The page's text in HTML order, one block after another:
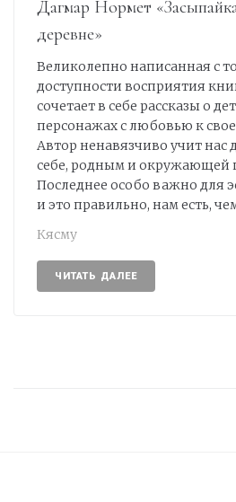
Дагмар Нормет
деревне»
Великолепно написанная с
доступности восприятия
сочетает в себе рассказы о
персонажах с любовью к
Автор ненавязчиво учит
себе, родным и окружающей
Последнее особо важно для
и это правильно, нам есть,
Кясму
ЧИТАТЬ ДАЛЕЕ